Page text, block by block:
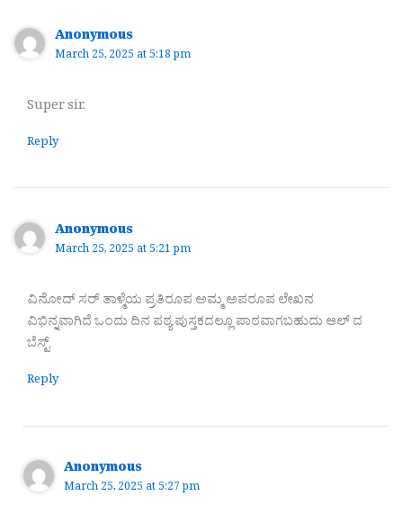
Anonymous
March 25, 2025 at 5:18 pm
Super sir.
Reply
Anonymous
March 25, 2025 at 5:21 pm
ವಿನೋದ್ ಸರ್ ತಾಳ್ಮೆಯ ಪ್ರತಿರೂಪ ಅಮ್ಮ ಅಪರೂಪ ಲೇಖನ
ವಿಭಿನ್ನವಾಗಿದೆ ಒಂದು ದಿನ ಪಠ್ಯ ಪುಸ್ತಕದಲ್ಲೂ ಪಾಠವಾಗಬಹುದು ಆಲ್ ದ
ಬೆಸ್ಟ್
Reply
Anonymous
March 25, 2025 at 5:27 pm